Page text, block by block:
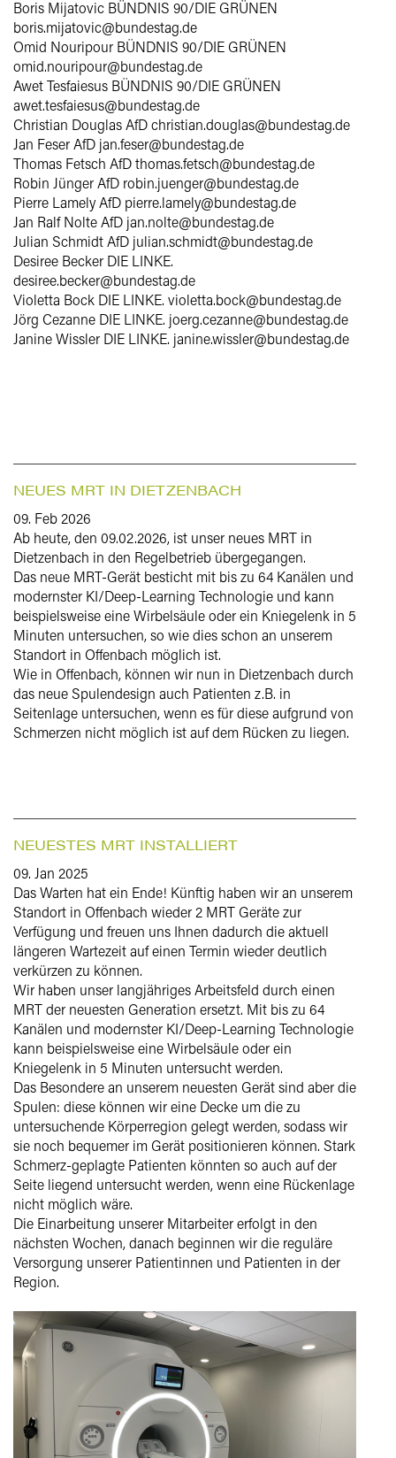
Boris Mijatovic BÜNDNIS 90/DIE GRÜNEN
boris.mijatovic@bundestag.de
Omid Nouripour BÜNDNIS 90/DIE GRÜNEN
omid.nouripour@bundestag.de
Awet Tesfaiesus BÜNDNIS 90/DIE GRÜNEN
awet.tesfaiesus@bundestag.de
Christian Douglas AfD christian.douglas@bundestag.de
Jan Feser AfD jan.feser@bundestag.de
Thomas Fetsch AfD thomas.fetsch@bundestag.de
Robin Jünger AfD robin.juenger@bundestag.de
Pierre Lamely AfD pierre.lamely@bundestag.de
Jan Ralf Nolte AfD jan.nolte@bundestag.de
Julian Schmidt AfD julian.schmidt@bundestag.de
Desiree Becker DIE LINKE.
desiree.becker@bundestag.de
Violetta Bock DIE LINKE. violetta.bock@bundestag.de
Jörg Cezanne DIE LINKE. joerg.cezanne@bundestag.de
Janine Wissler DIE LINKE. janine.wissler@bundestag.de
NEUES MRT IN DIETZENBACH
09. Feb 2026
Ab heute, den 09.02.2026, ist unser neues MRT in
Dietzenbach in den Regelbetrieb übergegangen.
Das neue MRT-Gerät besticht mit bis zu 64 Kanälen und
modernster KI/Deep-Learning Technologie und kann
beispielsweise eine Wirbelsäule oder ein Kniegelenk in 5
Minuten untersuchen, so wie dies schon an unserem
Standort in Offenbach möglich ist.
Wie in Offenbach, können wir nun in Dietzenbach durch
das neue Spulendesign auch Patienten z.B. in
Seitenlage untersuchen, wenn es für diese aufgrund von
Schmerzen nicht möglich ist auf dem Rücken zu liegen.
NEUESTES MRT INSTALLIERT
09. Jan 2025
Das Warten hat ein Ende! Künftig haben wir an unserem
Standort in Offenbach wieder 2 MRT Geräte zur
Verfügung und freuen uns Ihnen dadurch die aktuell
längeren Wartezeit auf einen Termin wieder deutlich
verkürzen zu können.
Wir haben unser langjähriges Arbeitsfeld durch einen
MRT der neuesten Generation ersetzt. Mit bis zu 64
Kanälen und modernster KI/Deep-Learning Technologie
kann beispielsweise eine Wirbelsäule oder ein
Kniegelenk in 5 Minuten untersucht werden.
Das Besondere an unserem neuesten Gerät sind aber die
Spulen: diese können wir eine Decke um die zu
untersuchende Körperregion gelegt werden, sodass wir
sie noch bequemer im Gerät positionieren können. Stark
Schmerz-geplagte Patienten könnten so auch auf der
Seite liegend untersucht werden, wenn eine Rückenlage
nicht möglich wäre.
Die Einarbeitung unserer Mitarbeiter erfolgt in den
nächsten Wochen, danach beginnen wir die reguläre
Versorgung unserer Patientinnen und Patienten in der
Region.